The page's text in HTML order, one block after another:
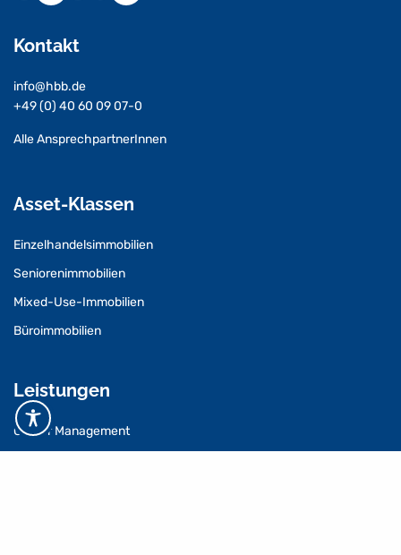
Kontakt
info@hbb.de
+49 (0) 40 60 09 07-0
Alle AnsprechpartnerInnen
Asset-Klassen
Einzelhandelsimmobilien
Seniorenimmobilien
Mixed-Use-Immobilien
Büroimmobilien
Leistungen
Center Management